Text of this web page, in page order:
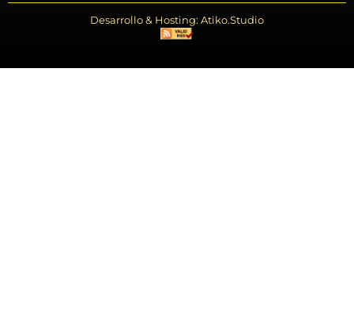
Desarrollo & Hosting: Atiko.Studio